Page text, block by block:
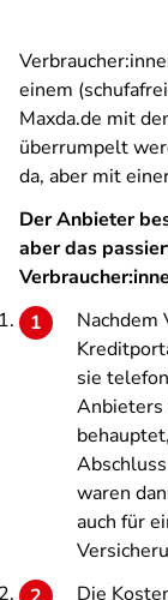
einem
Maxda.de mit
überrumpelt
da, aber mit
Der Anbieter
aber das
Nachdem
sie
Anbieters
waren
auch für
Die